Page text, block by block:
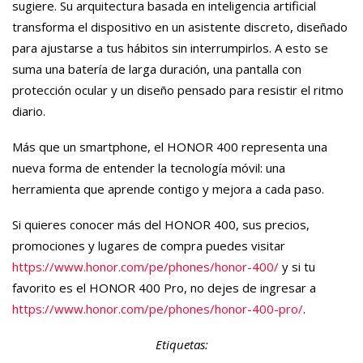
sugiere. Su arquitectura basada en inteligencia artificial
transforma el dispositivo en un asistente discreto, diseñado
para ajustarse a tus hábitos sin interrumpirlos. A esto se
suma una batería de larga duración, una pantalla con
protección ocular y un diseño pensado para resistir el ritmo
diario.
Más que un smartphone, el HONOR 400 representa una
nueva forma de entender la tecnología móvil: una
herramienta que aprende contigo y mejora a cada paso.
Si quieres conocer más del HONOR 400, sus precios,
promociones y lugares de compra puedes visitar
https://www.honor.com/pe/phones/honor-400/ y si tu
favorito es el HONOR 400 Pro, no dejes de ingresar a
https://www.honor.com/pe/phones/honor-400-pro/.
Etiquetas: